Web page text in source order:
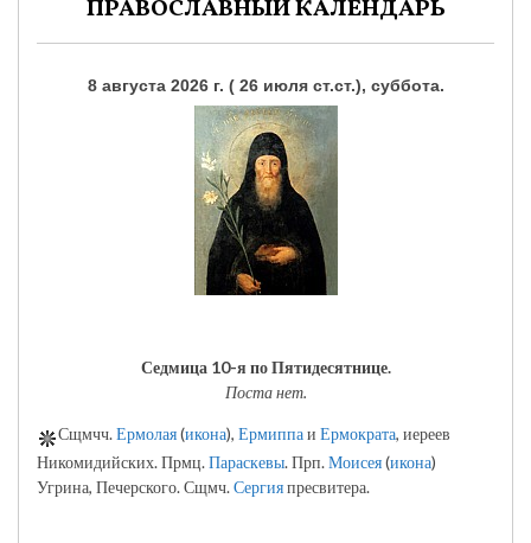
ПРАВОСЛАВНЫЙ КАЛЕНДАРЬ
8 августа 2026 г. ( 26 июля ст.ст.), суббота.
Седмица 10-я по Пятидесятнице.
Поста нет.
Сщмчч.Ермолая(икона), Ермиппаи Ермократа, иереев
Никомидийских. Прмц.Параскевы. Прп.Моисея(икона)
Угрина, Печерского. Сщмч.Сергияпресвитера.